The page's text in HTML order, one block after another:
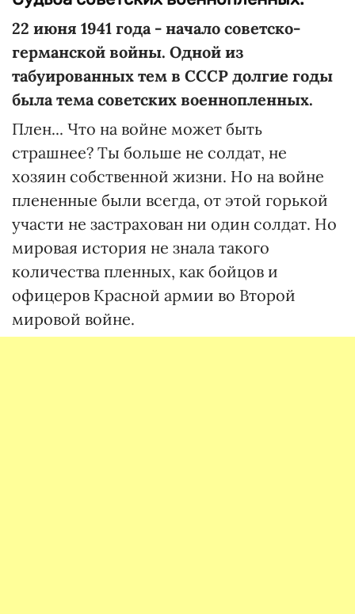
22 июня 1941 года - начало советско-
германской войны. Одной из
табуированных тем в СССР долгие годы
была тема советских военнопленных.
Плен... Что на войне может быть
страшнее? Ты больше не солдат, не
хозяин собственной жизни. Но на войне
плененные были всегда, от этой горькой
участи не застрахован ни один солдат. Но
мировая история не знала такого
количества пленных, как бойцов и
офицеров Красной армии во Второй
мировой войне.